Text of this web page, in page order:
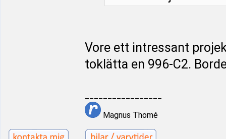
Vore ett intressant
toklätta en 996-C2.
Magnus Thomé